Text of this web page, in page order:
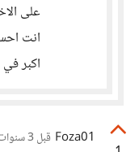
على
انت
اكبر
Foza01 قبل 3 سنوات